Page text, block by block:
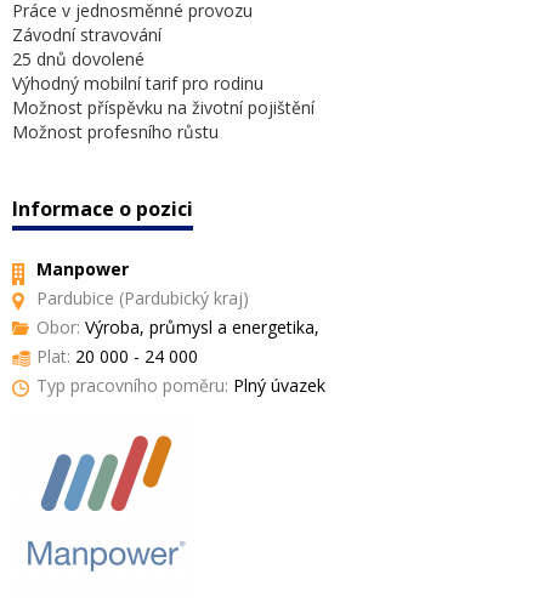
Práce v jednosměnné provozu
Závodní stravování
25 dnů dovolené
Výhodný mobilní tarif pro rodinu
Možnost příspěvku na životní pojištění
Možnost profesního růstu
Informace o pozici
Manpower
Pardubice (Pardubický kraj)
Obor: Výroba, průmysl a energetika,
Plat: 20 000 - 24 000
Typ pracovního poměru: Plný úvazek